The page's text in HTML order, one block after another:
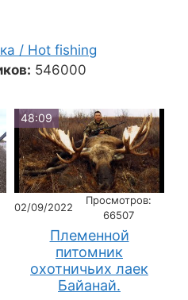
/ Hot fishing
546000
48:09
02/09/2022
Просмотров:
66507
Племенной
питомник
охотничьих лаек
Байанай.